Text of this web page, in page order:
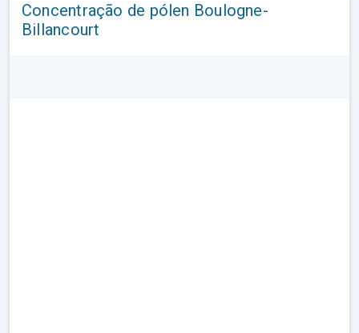
Concentração de pólen Boulogne-
Billancourt